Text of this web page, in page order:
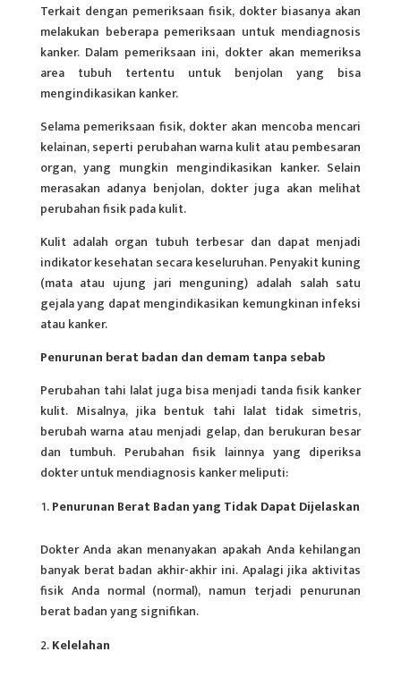
Terkait dengan pemeriksaan fisik, dokter biasanya akan
melakukan beberapa pemeriksaan untuk mendiagnosis
kanker. Dalam pemeriksaan ini, dokter akan memeriksa
area tubuh tertentu untuk benjolan yang bisa
mengindikasikan kanker.
Selama pemeriksaan fisik, dokter akan mencoba mencari
kelainan, seperti perubahan warna kulit atau pembesaran
organ, yang mungkin mengindikasikan kanker. Selain
merasakan adanya benjolan, dokter juga akan melihat
perubahan fisik pada kulit.
Kulit adalah organ tubuh terbesar dan dapat menjadi
indikator kesehatan secara keseluruhan. Penyakit kuning
(mata atau ujung jari menguning) adalah salah satu
gejala yang dapat mengindikasikan kemungkinan infeksi
atau kanker.
Penurunan berat badan dan demam tanpa sebab
Perubahan tahi lalat juga bisa menjadi tanda fisik kanker
kulit. Misalnya, jika bentuk tahi lalat tidak simetris,
berubah warna atau menjadi gelap, dan berukuran besar
dan tumbuh. Perubahan fisik lainnya yang diperiksa
dokter untuk mendiagnosis kanker meliputi:
Penurunan Berat Badan yang Tidak Dapat Dijelaskan
Dokter Anda akan menanyakan apakah Anda kehilangan
banyak berat badan akhir-akhir ini. Apalagi jika aktivitas
fisik Anda normal (normal), namun terjadi penurunan
berat badan yang signifikan.
Kelelahan